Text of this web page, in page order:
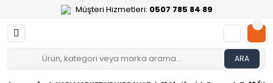
Müşteri Hizmetleri: 0507 785 84 89
ARA